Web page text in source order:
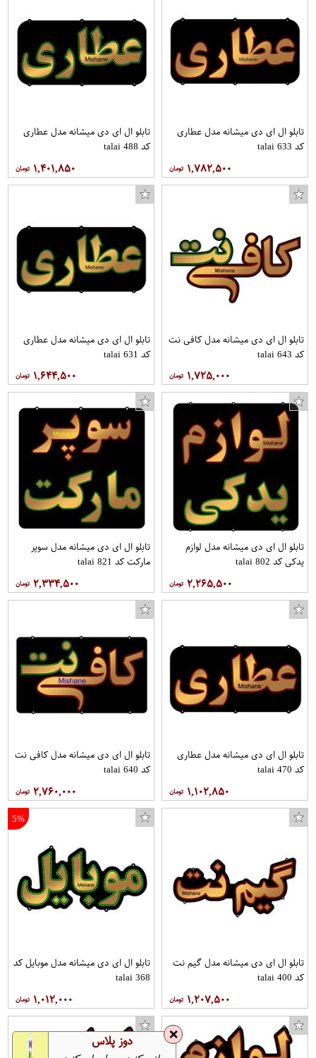
تابلو ال ای دی میشانه مدل عطاری
کد talai 633
۱,۷۸۲,۵۰۰
تابلو ال ای دی میشانه مدل عطاری
کد talai 488
۱,۴۰۱,۸۵۰
تابلو ال ای دی میشانه مدل کافی نت
کد talai 643
۱,۷۲۵,۰۰۰
تابلو ال ای دی میشانه مدل عطاری
کد talai 631
۱,۶۴۴,۵۰۰
تابلو ال ای دی میشانه مدل لوازم
یدکی کد talai 802
۲,۲۶۵,۵۰۰
تابلو ال ای دی میشانه مدل سوپر
مارکت کد talai 821
۲,۳۳۴,۵۰۰
تابلو ال ای دی میشانه مدل عطاری
کد talai 470
۱,۱۰۲,۸۵۰
تابلو ال ای دی میشانه مدل کافی نت
کد talai 640
۲,۷۶۰,۰۰۰
تابلو ال ای دی میشانه مدل گیم نت
کد talai 400
۱,۲۰۷,۵۰۰
5%
تابلو ال ای دی میشانه مدل موبایل کد
talai 368
۱,۰۱۲,۰۰۰
❌ دوز پلاس